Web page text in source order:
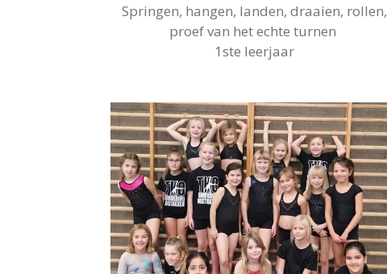
Springen, hangen, landen, draaien, rollen,
proef van het echte turnen
1ste leerjaar